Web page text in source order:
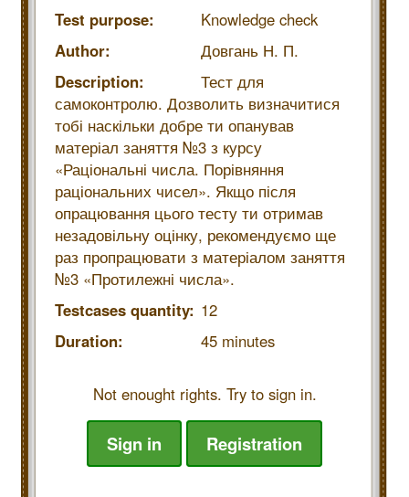
Test purpose:
Knowledge check
Author:
Довгань Н. П.
Description:
Тест для
самоконтролю. Дозволить визначитися
тобі наскільки добре ти опанував
матеріал заняття №3 з курсу
«Раціональні числа. Порівняння
раціональних чисел». Якщо після
опрацювання цього тесту ти отримав
незадовільну оцінку, рекомендуємо ще
раз пропрацювати з матеріалом заняття
№3 «Протилежні числа».
Testcases quantity: 12
Duration:
45 minutes
Not enought rights. Try to sign in.
Sign in Registration